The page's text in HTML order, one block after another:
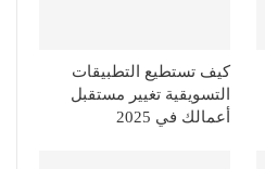
كيف تستطيع التطبيقات
التسويقية تغيير مستقبل
أعمالك في 2025